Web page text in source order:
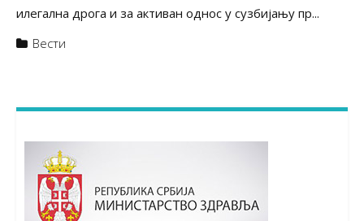
илегална дрога и за активан однос у сузбијању пр...
Вести